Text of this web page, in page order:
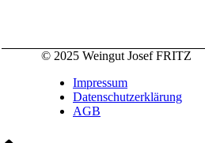
© 2025 Weingut Josef FRITZ
Impressum
Datenschutzerklärung
AGB